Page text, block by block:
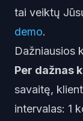
tai veiktų
demo.
Dažniausios
Per dažnas
savaitę,
intervalas: 1